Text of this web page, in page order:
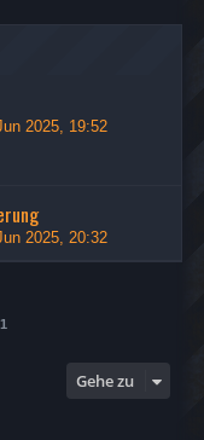
2025, 19:52
2025, 20:32
1
Gehe zu